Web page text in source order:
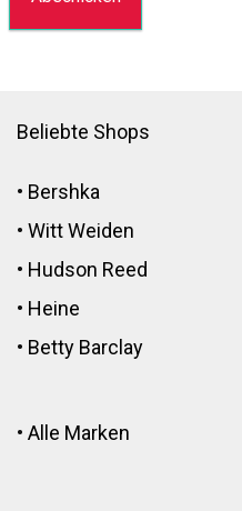
Beliebte Shops
• Bershka
• Witt Weiden
• Hudson Reed
• Heine
• Betty Barclay
• Alle Marken